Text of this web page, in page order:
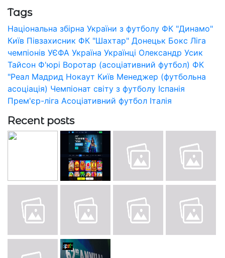
Tags
Національна збірна України з футболу ФК "Динамо"
Київ Півзахисник ФК "Шахтар" Донецьк Бокс Ліга
чемпіонів УЄФА Україна Українці Олександр Усик
Тайсон Ф'юрі Воротар (асоціативний футбол) ФК
"Реал Мадрид Нокаут Київ Менеджер (футбольна
асоціація) Чемпіонат світу з футболу Іспанія
Прем'єр-ліга Асоціативний футбол Італія
Recent posts